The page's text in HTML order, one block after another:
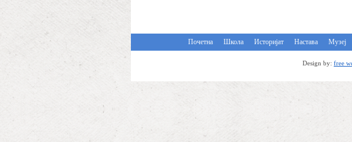
Почетна Школа Историјат Настава Музеј
Design by: free